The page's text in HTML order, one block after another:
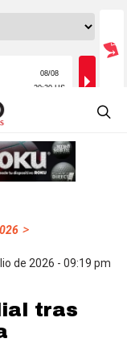
>
de 2026 - 09:19 pm
tras